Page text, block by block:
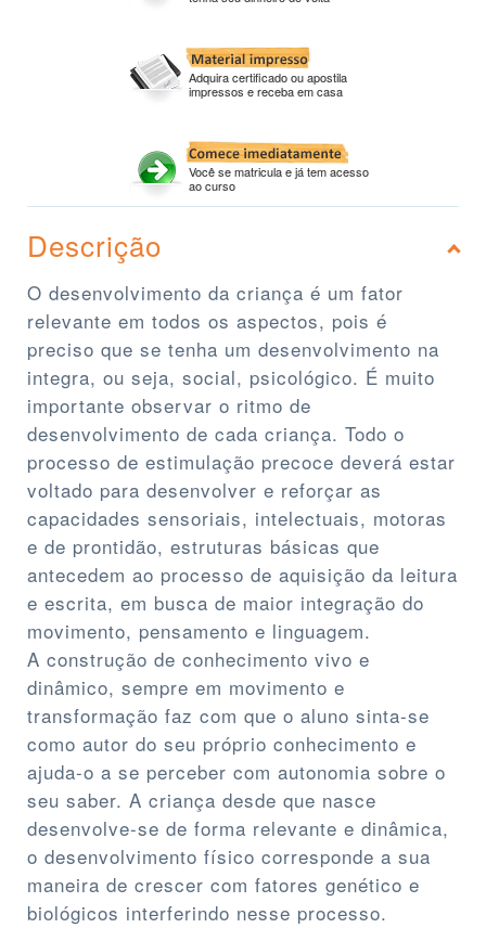
Adquira certificado ou apostila
impressos e receba em casa
Você se matricula e já tem acesso
ao curso
Descrição
O desenvolvimento da criança é um fator
relevante em todos os aspectos, pois é
preciso que se tenha um desenvolvimento na
integra, ou seja, social, psicológico. É muito
importante observar o ritmo de
desenvolvimento de cada criança. Todo o
processo de estimulação precoce deverá estar
voltado para desenvolver e reforçar as
capacidades sensoriais, intelectuais, motoras
e de prontidão, estruturas básicas que
antecedem ao processo de aquisição da leitura
e escrita, em busca de maior integração do
movimento, pensamento e linguagem.
A construção de conhecimento vivo e
dinâmico, sempre em movimento e
transformação faz com que o aluno sinta-se
como autor do seu próprio conhecimento e
ajuda-o a se perceber com autonomia sobre o
seu saber. A criança desde que nasce
desenvolve-se de forma relevante e dinâmica,
o desenvolvimento físico corresponde a sua
maneira de crescer com fatores genético e
biológicos interferindo nesse processo.